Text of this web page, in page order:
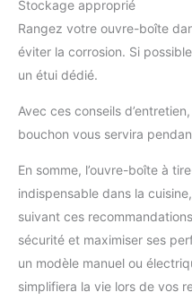
Stockage approprié
Rangez votre ouvre-boîte
éviter la corrosion. Si
un étui dédié.
Avec ces conseils
bouchon vous servira
En somme, l’ouvre-boîte à
indispensable dans la
suivant ces
sécurité et maximiser ses
un modèle manuel ou
simplifiera la vie lors de vos